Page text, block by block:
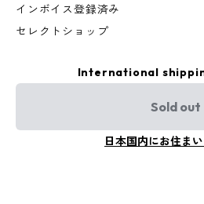
インボイス登録済み
セレクトショップ
International
Sold out
日本国内にお住ま